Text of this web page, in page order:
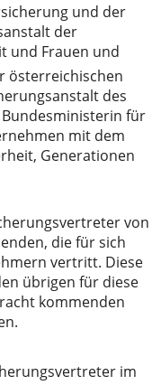
und der
der
und Frauen und
österreichischen
des
für
mit dem
Generationen
von
die für sich
vertritt. Diese
übrigen für diese
kommenden
im